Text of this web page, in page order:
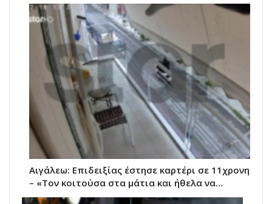
Αιγάλεω: Επιδειξίας έστησε καρτέρι σε 11χρονη
– «Τον κοιτούσα στα μάτια και ήθελα να…